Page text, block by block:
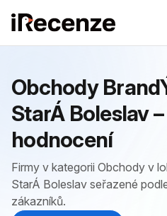
Obchody
StarÁ Boleslav
hodnocení
Firmy v kategorii Obchody v
StarÁ Boleslav seřazené
zákazníků.